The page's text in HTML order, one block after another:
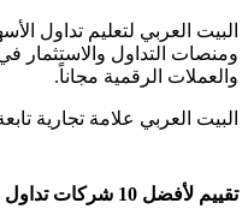
البيت العربي لتعليم تداول
ومنصات التداول والاستثمار
والعملات الرقمية مجاناً.
البيت العربي علامة تجارية
تقييم لأفضل 10 شركات تداول